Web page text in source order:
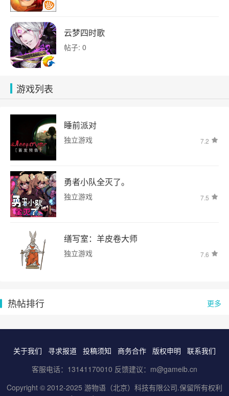
云梦四时歌
帖子: 0
游戏列表
睡前派对
独立游戏 7.2
勇者小队全灭了。
独立游戏 7.5
缮写室：羊皮卷大师
独立游戏 7.6
更多
热帖排行
关于我们 寻求报道 投稿须知 商务合作 版权申明
联系我们
客服电话：13141170010 反馈建议：m@gameib.cn
Copyright © 2012-2025 游物语（北京）科技有限公司.保留所有权利